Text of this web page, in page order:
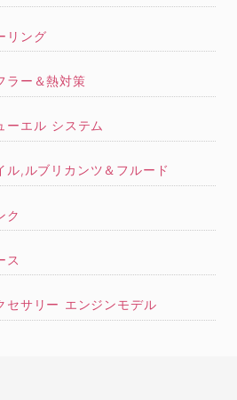
リング
ラー＆熱対策
ーエル システム
ル,ルブリカンツ＆フルード
ク
ス
セサリー エンジンモデル